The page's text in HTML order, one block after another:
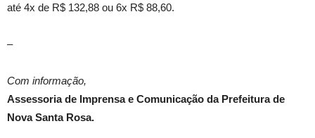
até 4x de R$ 132,88 ou 6x R$ 88,60.
–
Com informação,
Assessoria de Imprensa e Comunicação da Prefeitura de
Nova Santa Rosa.